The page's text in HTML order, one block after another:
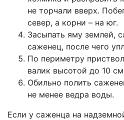
не торчали вверх.
север, а корни – на юг.
Засыпать яму землей,
саженец, после чего
По периметру
валик высотой до 10
Обильно полить
не менее ведра воды.
Если у саженца на